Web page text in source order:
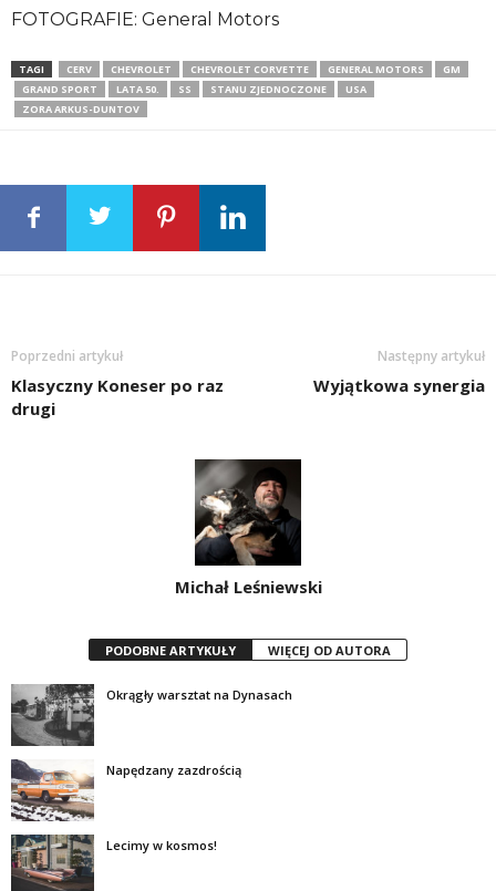
FOTOGRAFIE: General Motors
TAGI CERV CHEVROLET CHEVROLET CORVETTE GENERAL MOTORS
GM
GRAND SPORT
LATA 50. SS STANU ZJEDNOCZONE
USA
ZORA ARKUS-DUNTOV
Poprzedni artykuł
Klasyczny Koneser po raz
drugi
Następny artykuł
Wyjątkowa synergia
Michał Leśniewski
PODOBNE ARTYKUŁY WIĘCEJ OD AUTORA
Okrągły warsztat na Dynasach
Napędzany zazdrością
Lecimy w kosmos!